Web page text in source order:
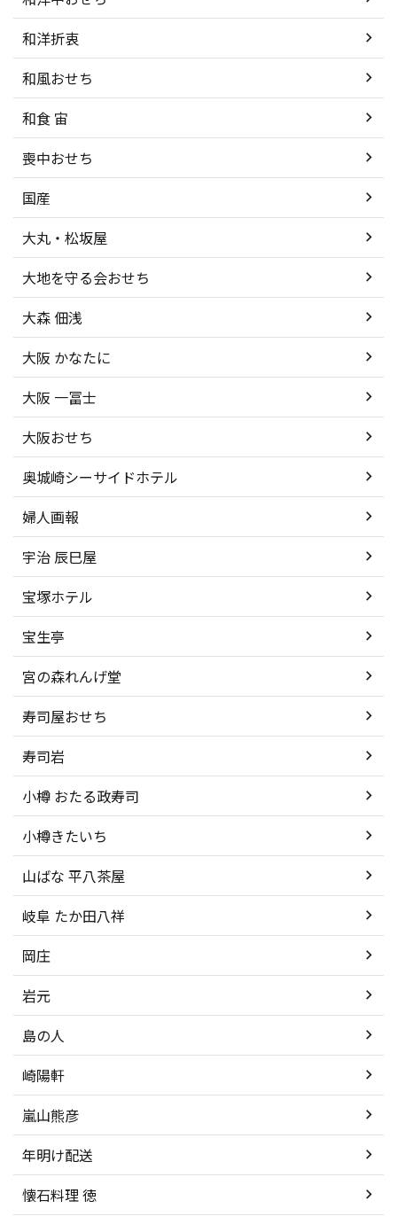
和洋折衷
和風おせち
和食 宙
喪中おせち
国産
大丸・松坂屋
大地を守る会おせち
大森 佃浅
大阪 かなたに
大阪 一冨士
大阪おせち
奥城崎シーサイドホテル
婦人画報
宇治 辰巳屋
宝塚ホテル
宝生亭
宮の森れんげ堂
寿司屋おせち
寿司岩
小樽 おたる政寿司
小樽きたいち
山ばな 平八茶屋
岐阜 たか田八祥
岡庄
岩元
島の人
崎陽軒
嵐山熊彦
年明け配送
懐石料理 徳